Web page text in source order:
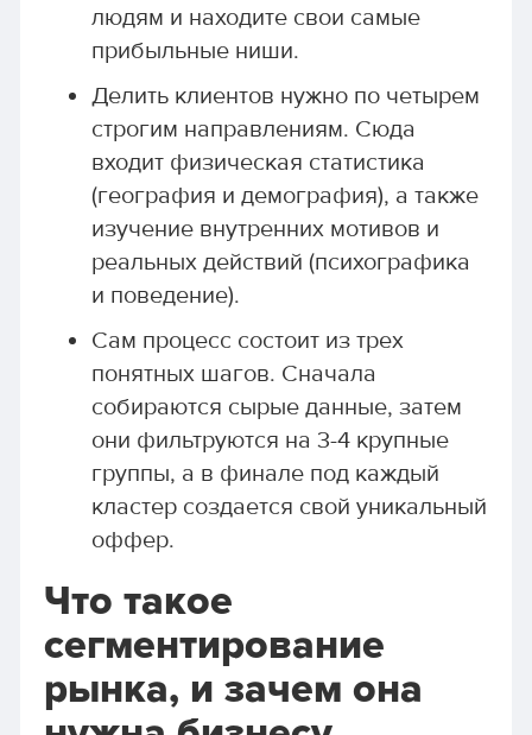
людям и находите свои самые
прибыльные ниши.
Делить клиентов нужно по четырем
строгим направлениям. Сюда
входит физическая статистика
(география и демография), а также
изучение внутренних мотивов и
реальных действий (психографика
и поведение).
Сам процесс состоит из трех
понятных шагов. Сначала
собираются сырые данные, затем
они фильтруются на 3-4 крупные
группы, а в финале под каждый
кластер создается свой уникальный
оффер.
Что такое
сегментирование
рынка, и зачем она